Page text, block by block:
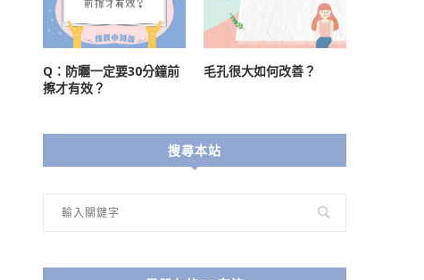
Q：防曬一定要30分鐘前
擦才有效？
毛孔很大如何改善？
搜尋本站